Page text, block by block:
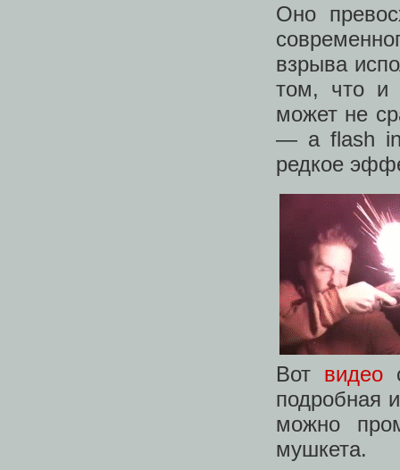
Оно
взрыва
том, что и
может не
— a flash in
редкое
Вот видео
подробная
можно
мушкета.